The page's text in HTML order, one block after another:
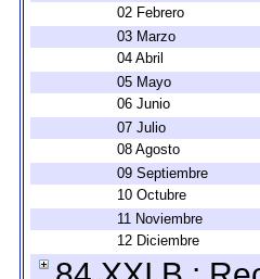
02 Febrero
03 Marzo
04 Abril
05 Mayo
06 Junio
07 Julio
08 Agosto
09 Septiembre
10 Octubre
11 Noviembre
12 Diciembre